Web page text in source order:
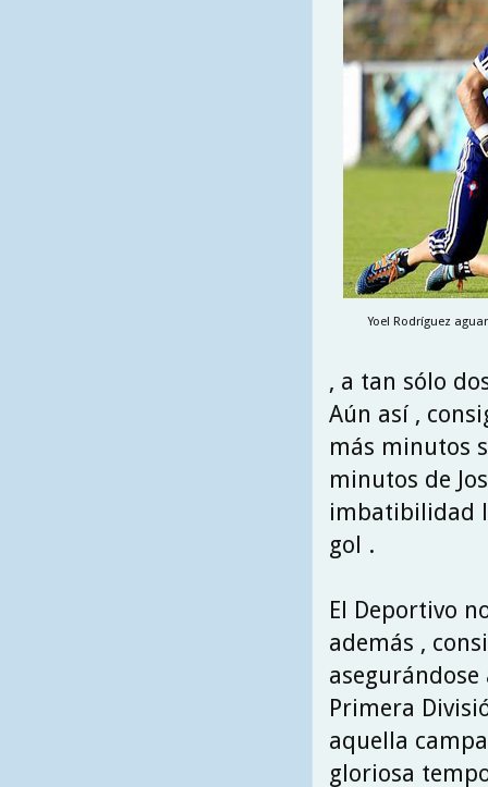
Yoel Rodríguez
, a tan sólo
Aún así ,
más minutos
minutos de
imbatibilidad
gol .
El Deportivo
además ,
Primera
aquella
gloriosa